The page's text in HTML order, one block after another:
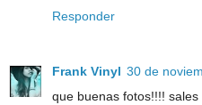
Responder
Frank Vinyl 30 de
que buenas fotos!!!!